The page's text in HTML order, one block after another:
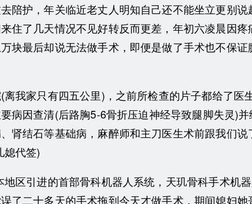
护，年关临近老丈人明知自己还不能坐立更别说
住了几天情况不见好转反而更差，年初六凌晨因
块最后却说无法做手术，即便是做了手术也不保
家只有四五公里)，之前所检查的片子都给了医
病因查清(后路胸5-6骨折压迫神经导致腿脚失灵)
肾结石等基础病，麻醉师和主刀医生术前跟我们
媳代签)
引进的首部骨科机器人系统，天玑骨科手术机
了二十多天的手术拖到今天才做手术，期间媳妇